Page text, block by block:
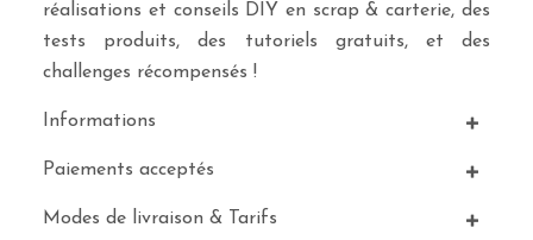
réalisations et conseils DIY en scrap & carterie, des
tests produits, des tutoriels gratuits, et des
challenges récompensés !
Informations
Paiements acceptés
Modes de livraison & Tarifs